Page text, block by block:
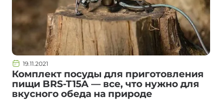
19.11.2021
Комплект посуды для приготовления
пищи BRS-T15A — все, что нужно для
вкусного обеда на природе